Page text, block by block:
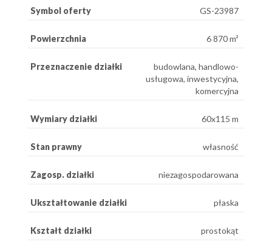
Symbol oferty GS-23987
Powierzchnia 6 870 m²
Przeznaczenie działki
budowlana, handlowo-
usługowa, inwestycyjna,
komercyjna
Wymiary działki 60x115 m
Stan prawny własność
Zagosp. działki niezagospodarowana
Ukształtowanie działki płaska
Kształt działki prostokąt